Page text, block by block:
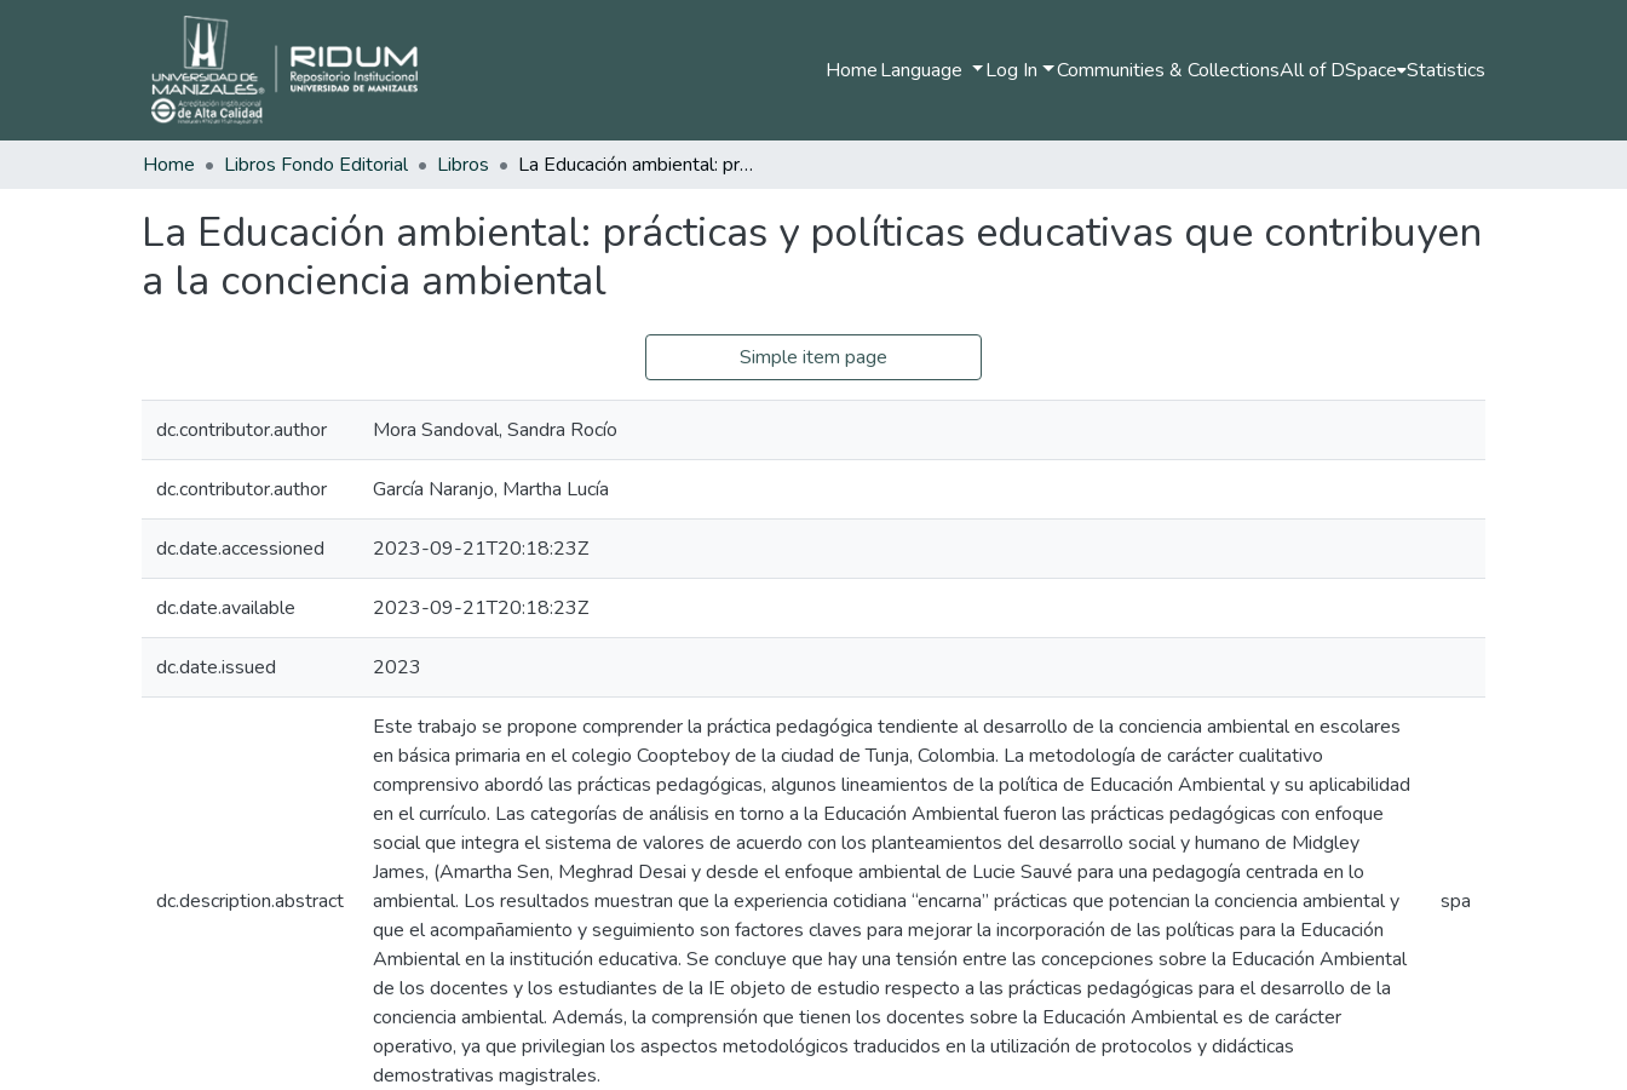
HomeLanguage Log In Communities & CollectionsAll of DSpace Statistics
Home Libros Fondo Editorial Libros La Educación ambiental: prácticas y políticas educativas que contribuyen a la conciencia ambiental
La Educación ambiental: prácticas y políticas educativas que contribuyen
a la conciencia ambiental
Simple item page
dc.contributor.author Mora Sandoval, Sandra Rocío
dc.contributor.author García Naranjo, Martha Lucía
dc.date.accessioned 2023-09-21T20:18:23Z
dc.date.available 2023-09-21T20:18:23Z
dc.date.issued 2023
dc.description.abstract
Este trabajo se propone comprender la práctica pedagógica tendiente al desarrollo de la conciencia ambiental en escolares
en básica primaria en el colegio Coopteboy de la ciudad de Tunja, Colombia. La metodología de carácter cualitativo
comprensivo abordó las prácticas pedagógicas, algunos lineamientos de la política de Educación Ambiental y su aplicabilidad
en el currículo. Las categorías de análisis en torno a la Educación Ambiental fueron las prácticas pedagógicas con enfoque
social que integra el sistema de valores de acuerdo con los planteamientos del desarrollo social y humano de Midgley
James, (Amartha Sen, Meghrad Desai y desde el enfoque ambiental de Lucie Sauvé para una pedagogía centrada en lo
ambiental. Los resultados muestran que la experiencia cotidiana “encarna” prácticas que potencian la conciencia ambiental y
que el acompañamiento y seguimiento son factores claves para mejorar la incorporación de las políticas para la Educación
Ambiental en la institución educativa. Se concluye que hay una tensión entre las concepciones sobre la Educación Ambiental
de los docentes y los estudiantes de la IE objeto de estudio respecto a las prácticas pedagógicas para el desarrollo de la
conciencia ambiental. Además, la comprensión que tienen los docentes sobre la Educación Ambiental es de carácter
operativo, ya que privilegian los aspectos metodológicos traducidos en la utilización de protocolos y didácticas
demostrativas magistrales.
spa